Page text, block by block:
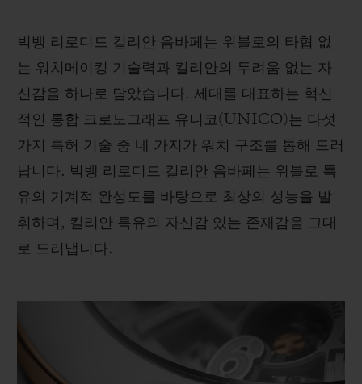
빅뱅 리로디드 킬리안 음바페는 위블로의 타협 없
는 워치메이킹 기술력과 킬리안의 두려움 없는 자
신감을 하나로 담았습니다. 세대를 대표하는 혁신
적인 통합 크로노그래프 유니코(UNICO)는 다섯
가지 특허 기술 중 네 가지가 워치 구조를 통해 드러
납니다. 빅뱅 리로디드 킬리안 음바페는 위블로 특
유의 기계적 완성도를 바탕으로 최상의 성능을 발
휘하며, 킬리안 특유의 자신감 있는 존재감을 그대
로 드러냅니다.